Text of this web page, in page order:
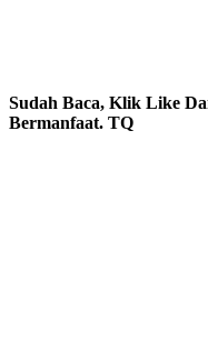
Sudah Baca, Klik Like
Bermanfaat. TQ